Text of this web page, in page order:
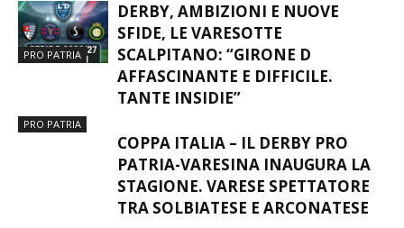
PRO PATRIA
DERBY, AMBIZIONI E NUOVE
SFIDE, LE VARESOTTE
SCALPITANO: “GIRONE D
AFFASCINANTE E DIFFICILE.
TANTE INSIDIE”
PRO PATRIA
COPPA ITALIA – IL DERBY PRO
PATRIA-VARESINA INAUGURA LA
STAGIONE. VARESE SPETTATORE
TRA SOLBIATESE E ARCONATESE